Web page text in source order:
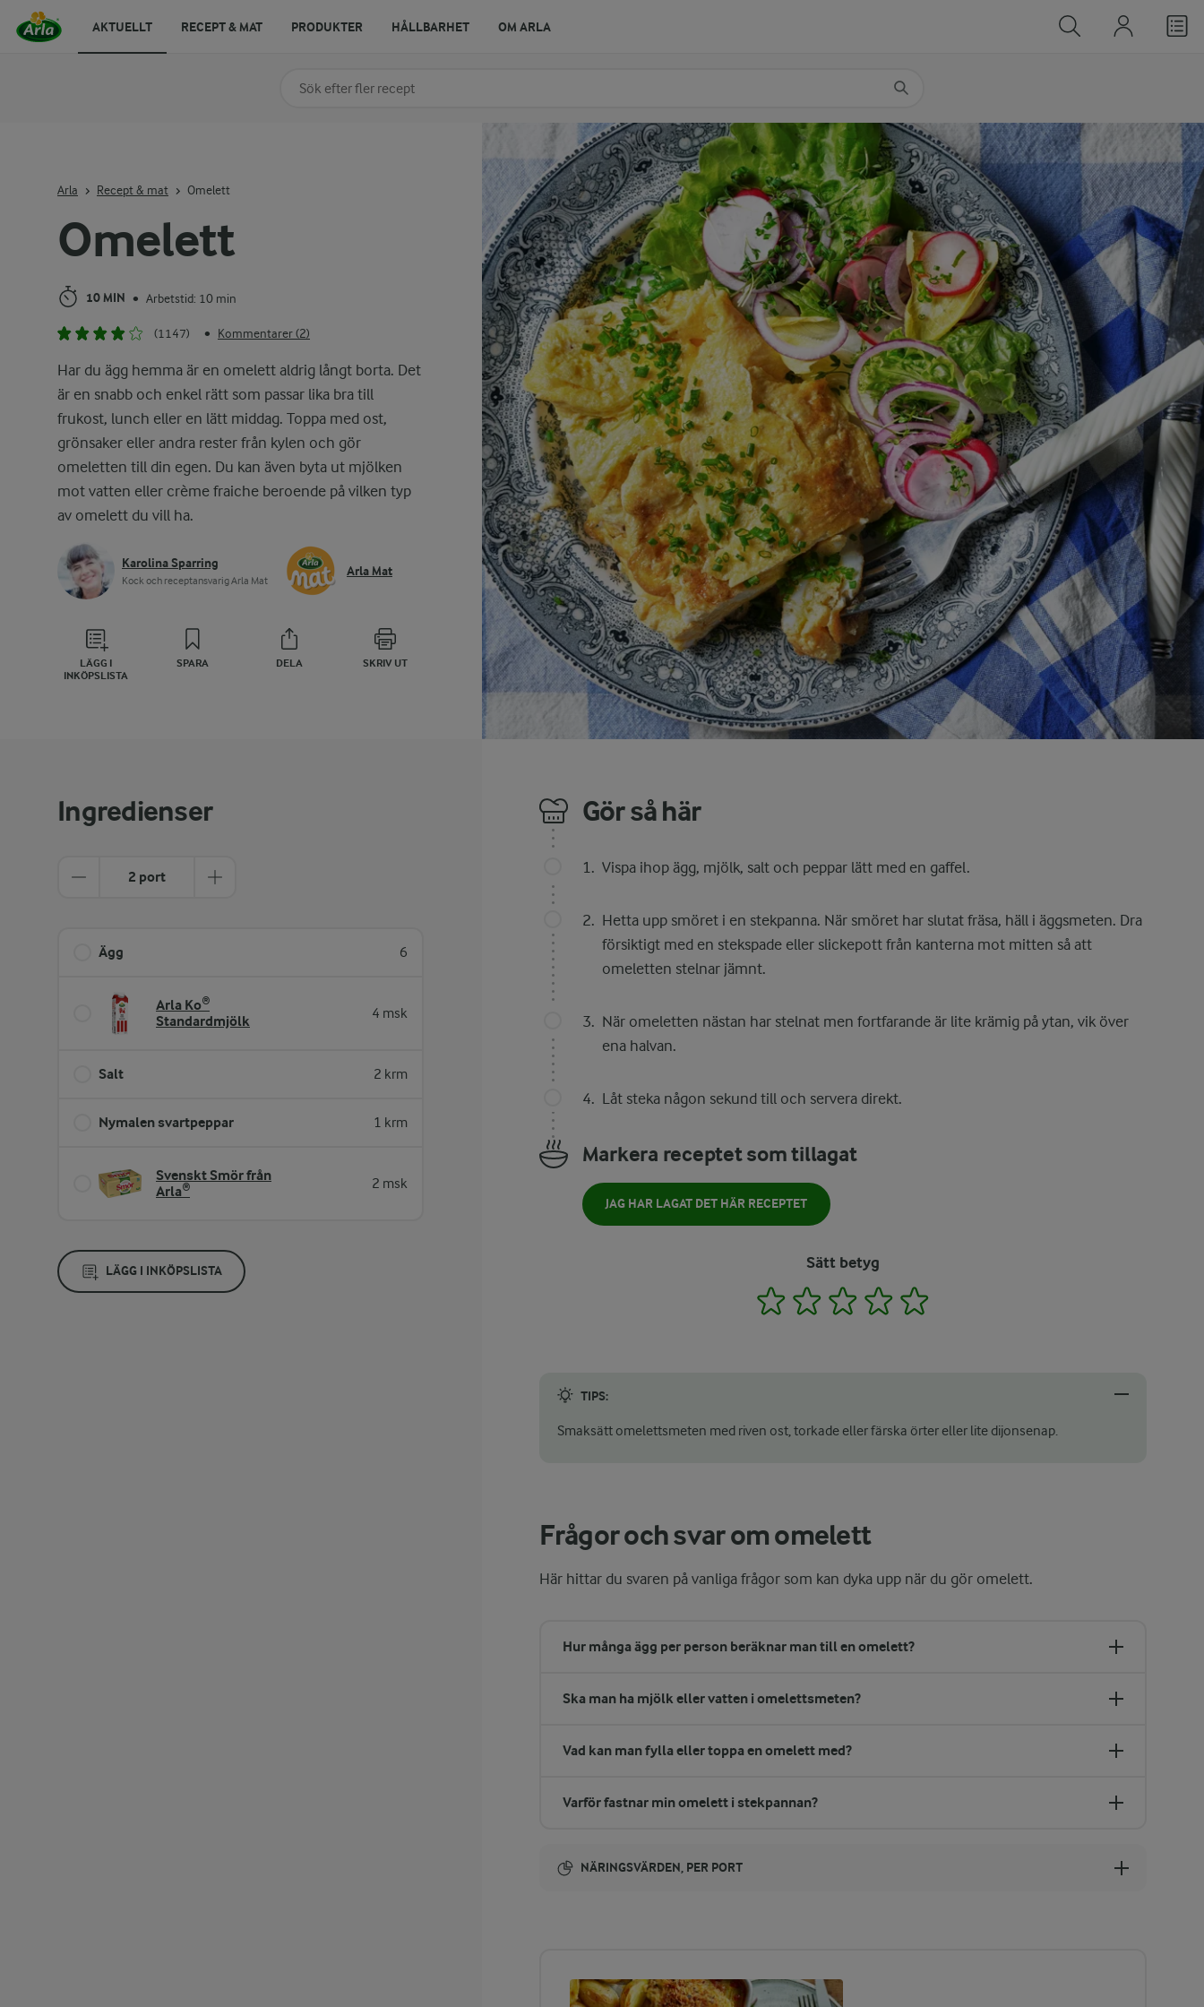
Omelett
10 MIN • Arbetstid: 10 min
(1147) • Kommentarer (2)
Har du ägg hemma är en omelett aldrig långt borta. Det
är en snabb och enkel rätt som passar lika bra till
frukost, lunch eller en lätt middag. Toppa med ost,
grönsaker eller andra rester från kylen och gör
omeletten till din egen. Du kan även byta ut mjölken
mot vatten eller crème fraiche beroende på vilken typ
av omelett du vill ha.
Karolina Sparring
Kock och receptansvarig Arla Mat
Arla Mat
LÄGG I
INKÖPSLISTA
SPARA DELA SKRIV UT
Arla Recept & mat Omelett
Ingredienser
2 port
Ägg 6
Arla Ko®
Standardmjölk
4 msk
Salt 2 krm
Nymalen svartpeppar 1 krm
Svenskt Smör från
Arla®
2 msk
LÄGG I INKÖPSLISTA
Gör så här
Vispa ihop ägg, mjölk, salt och peppar lätt med en gaffel.
Hetta upp smöret i en stekpanna. När smöret har slutat fräsa, häll i äggsmeten. Dra
försiktigt med en stekspade eller slickepott från kanterna mot mitten så att
omeletten stelnar jämnt.
När omeletten nästan har stelnat men fortfarande är lite krämig på ytan, vik över
ena halvan.
Låt steka någon sekund till och servera direkt.
Markera receptet som tillagat
JAG HAR LAGAT DET HÄR RECEPTET
Sätt betyg
1 2 3 4
TIPS:
Smaksätt omelettsmeten med riven ost, torkade eller färska örter eller lite dijonsenap.
Frågor och svar om omelett
Här hittar du svaren på vanliga frågor som kan dyka upp när du gör omelett.
Hur många ägg per person beräknar man till en omelett?
Ska man ha mjölk eller vatten i omelettsmeten?
Vad kan man fylla eller toppa en omelett med?
Varför fastnar min omelett i stekpannan?
NÄRINGSVÄRDEN, PER PORT
Sök på kategori eller ingrediens
AKTUELLT RECEPT & MAT PRODUKTER HÅLLBARHET OM ARLA